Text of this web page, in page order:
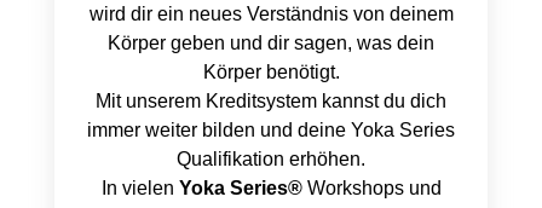
wird dir ein neues Verständnis von deinem
Körper geben und dir sagen, was dein
Körper benötigt.
Mit unserem Kreditsystem kannst du dich
immer weiter bilden und deine Yoka Series
Qualifikation erhöhen.
In vielen Yoka Series® Workshops und